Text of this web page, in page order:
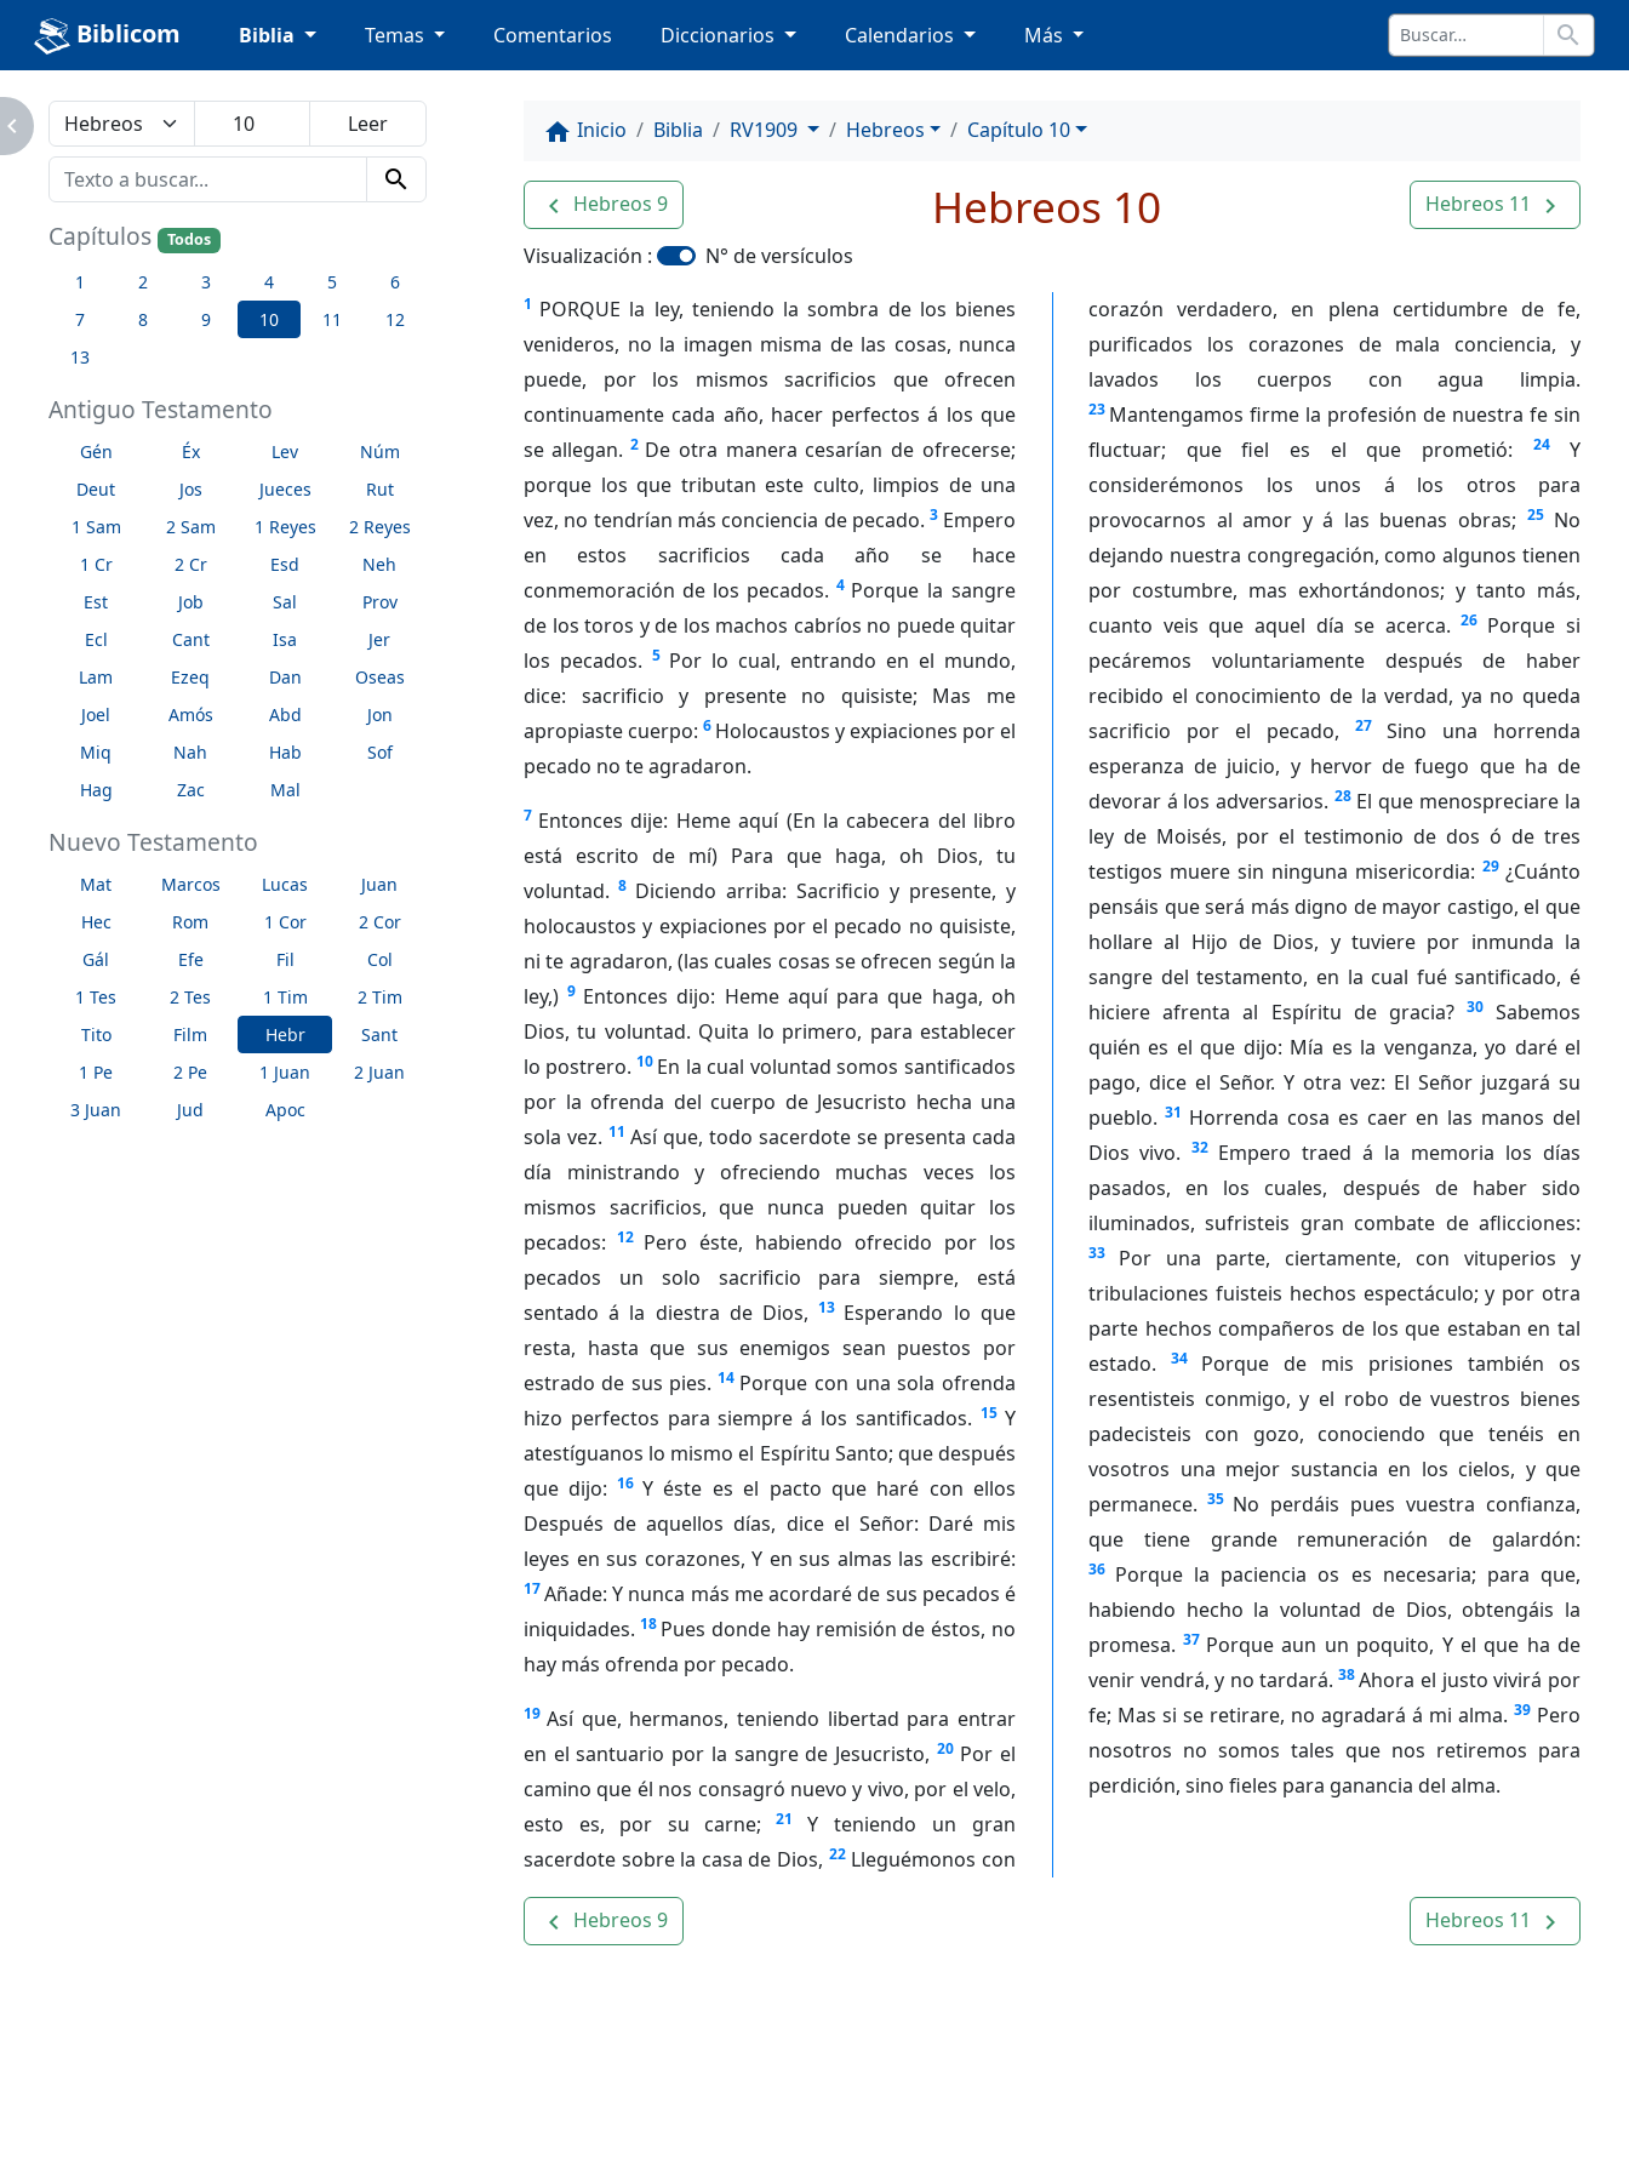
Biblicom Biblia Temas Comentarios Diccionarios Calendarios Más search
search
Capítulos Todos
1 2 3 4 5
6
7
8 9 10 11
12
13
Antiguo Testamento
Gén Éx Lev
Núm
Deut
Jos Jueces
Rut
1 Sam
2 Sam 1 Reyes
2 Reyes
1 Cr
2 Cr Esd
Neh
Est
Job Sal
Prov
Ecl
Cant Isa
Jer
Lam
Ezeq Dan
Oseas
Joel
Amós Abd
Jon
Miq
Nah Hab
Sof
Hag
Zac Mal
Nuevo Testamento
Mat Marcos Lucas
Juan
Hec
Rom 1 Cor
2 Cor
Gál
Efe Fil
Col
1 Tes
2 Tes 1 Tim
2 Tim
Tito
Film Hebr
Sant
1 Pe
2 Pe 1 Juan
2 Juan
3 Juan
Jud Apoc
home Inicio Biblia RV1909 Hebreos Capítulo 10
navigate_before Hebreos 9 Hebreos 11 navigate_next
Hebreos 10
Visualización : N° de versículos
1 PORQUE la ley, teniendo la sombra de los bienes
venideros, no la imagen misma de las cosas, nunca
puede, por los mismos sacrificios que ofrecen
continuamente cada año, hacer perfectos á los que
se allegan. 2 De otra manera cesarían de ofrecerse;
porque los que tributan este culto, limpios de una
vez, no tendrían más conciencia de pecado. 3 Empero
en estos sacrificios cada año se hace
conmemoración de los pecados. 4 Porque la sangre
de los toros y de los machos cabríos no puede quitar
los pecados. 5 Por lo cual, entrando en el mundo,
dice: sacrificio y presente no quisiste; Mas me
apropiaste cuerpo: 6 Holocaustos y expiaciones por el
pecado no te agradaron.
7 Entonces dije: Heme aquí (En la cabecera del libro
está escrito de mí) Para que haga, oh Dios, tu
voluntad. 8 Diciendo arriba: Sacrificio y presente, y
holocaustos y expiaciones por el pecado no quisiste,
ni te agradaron, (las cuales cosas se ofrecen según la
ley,) 9 Entonces dijo: Heme aquí para que haga, oh
Dios, tu voluntad. Quita lo primero, para establecer
lo postrero. 10 En la cual voluntad somos santificados
por la ofrenda del cuerpo de Jesucristo hecha una
sola vez. 11 Así que, todo sacerdote se presenta cada
día ministrando y ofreciendo muchas veces los
mismos sacrificios, que nunca pueden quitar los
pecados: 12 Pero éste, habiendo ofrecido por los
pecados un solo sacrificio para siempre, está
sentado á la diestra de Dios, 13 Esperando lo que
resta, hasta que sus enemigos sean puestos por
estrado de sus pies. 14 Porque con una sola ofrenda
hizo perfectos para siempre á los santificados. 15 Y
atestíguanos lo mismo el Espíritu Santo; que después
que dijo: 16 Y éste es el pacto que haré con ellos
Después de aquellos días, dice el Señor: Daré mis
leyes en sus corazones, Y en sus almas las escribiré:
17Añade: Y nunca más me acordaré de sus pecados é
iniquidades. 18 Pues donde hay remisión de éstos, no
hay más ofrenda por pecado.
19 Así que, hermanos, teniendo libertad para entrar
en el santuario por la sangre de Jesucristo, 20 Por el
camino que él nos consagró nuevo y vivo, por el velo,
esto es, por su carne;
21
Y teniendo un gran
sacerdote sobre la casa de Dios, 22 Lleguémonos con
corazón verdadero, en plena certidumbre de fe,
purificados los corazones de mala conciencia, y
lavados los cuerpos con agua limpia.
23 Mantengamos firme la profesión de nuestra fe sin
fluctuar; que fiel es el que prometió:
24
Y
considerémonos los unos á los otros para
provocarnos al amor y á las buenas obras; 25 No
dejando nuestra congregación, como algunos tienen
por costumbre, mas exhortándonos; y tanto más,
cuanto veis que aquel día se acerca. 26 Porque si
pecáremos voluntariamente después de haber
recibido el conocimiento de la verdad, ya no queda
sacrificio por el pecado,
27
Sino una horrenda
esperanza de juicio, y hervor de fuego que ha de
devorar á los adversarios. 28 El que menospreciare la
ley de Moisés, por el testimonio de dos ó de tres
testigos muere sin ninguna misericordia: 29 ¿Cuánto
pensáis que será más digno de mayor castigo, el que
hollare al Hijo de Dios, y tuviere por inmunda la
sangre del testamento, en la cual fué santificado, é
hiciere afrenta al Espíritu de gracia? 30 Sabemos
quién es el que dijo: Mía es la venganza, yo daré el
pago, dice el Señor. Y otra vez: El Señor juzgará su
pueblo. 31 Horrenda cosa es caer en las manos del
Dios vivo. 32 Empero traed á la memoria los días
pasados, en los cuales, después de haber sido
iluminados, sufristeis gran combate de aflicciones:
33
Por una parte, ciertamente, con vituperios y
tribulaciones fuisteis hechos espectáculo; y por otra
parte hechos compañeros de los que estaban en tal
estado.
34
Porque de mis prisiones también os
resentisteis conmigo, y el robo de vuestros bienes
padecisteis con gozo, conociendo que tenéis en
vosotros una mejor sustancia en los cielos, y que
permanece. 35 No perdáis pues vuestra confianza,
que tiene grande remuneración de galardón:
36 Porque la paciencia os es necesaria; para que,
habiendo hecho la voluntad de Dios, obtengáis la
promesa. 37 Porque aun un poquito, Y el que ha de
venir vendrá, y no tardará. 38Ahora el justo vivirá por
fe; Mas si se retirare, no agradará á mi alma. 39 Pero
nosotros no somos tales que nos retiremos para
perdición, sino fieles para ganancia del alma.
navigate_before Hebreos 9 Hebreos 11 navigate_next